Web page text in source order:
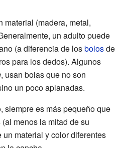
material (madera, metal,
un adulto puede
(a diferencia de losbolosde
para los dedos). Algunos
, usan bolas que no son
un poco aplanadas.
siempre es más pequeño que
menos la mitad de su
material y color diferentes